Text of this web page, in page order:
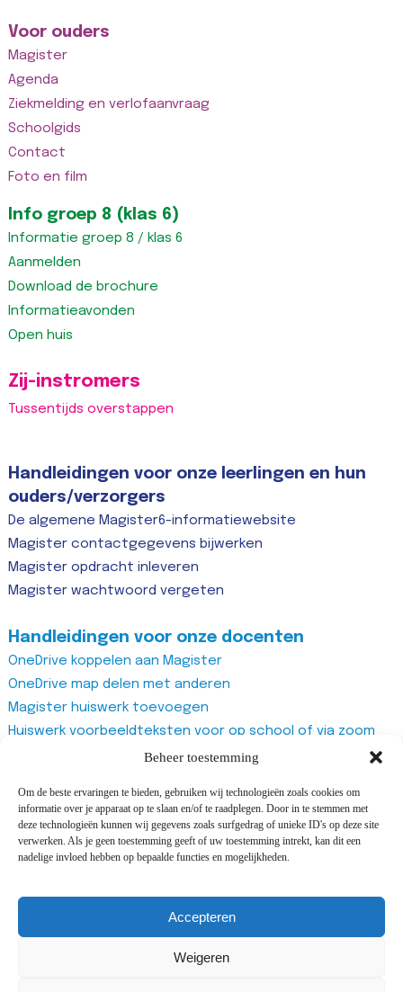
Beheer toestemming
Om de beste ervaringen te bieden, gebruiken wij technologieën zoals cookies om
informatie over je apparaat op te slaan en/of te raadplegen. Door in te stemmen met
deze technologieën kunnen wij gegevens zoals surfgedrag of unieke ID's op deze site
verwerken. Als je geen toestemming geeft of uw toestemming intrekt, kan dit een
nadelige invloed hebben op bepaalde functies en mogelijkheden.
Accepteren
Weigeren
Voor ouders
Magister
Agenda
Ziekmelding en verlofaanvraag
Schoolgids
Contact
Foto en film
Info groep 8 (klas 6)
Informatie groep 8 / klas 6
Aanmelden
Download de brochure
Informatieavonden
Open huis
Zij-instromers
Tussentijds overstappen
Handleidingen voor onze leerlingen en hun
ouders/verzorgers
De algemene Magister6-informatiewebsite
Magister contactgegevens bijwerken
Magister opdracht inleveren
Magister wachtwoord vergeten
Handleidingen voor onze docenten
OneDrive koppelen aan Magister
OneDrive map delen met anderen
Magister huiswerk toevoegen
Huiswerk voorbeeldteksten voor op school of via zoom
Magister studiewijzers
Magister docentenhandleiding algemeen
Zoom account aanmaken
Zoom recurring meeting aanmaken
Vragenlijst van Office365 Forms gebruiken
©2025 All rights reserved Adriaan Roland Holstschool |